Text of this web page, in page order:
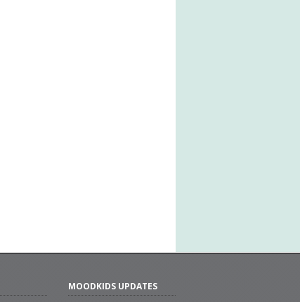
MOODKIDS UPDATES